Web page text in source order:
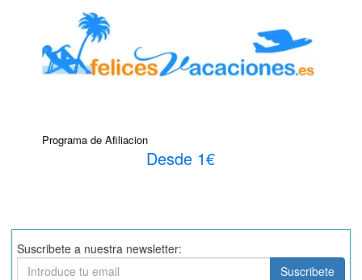
Programa de Afiliacion
Desde 1€
Suscribete a nuestra newsletter:
Suscribete
Suscribete